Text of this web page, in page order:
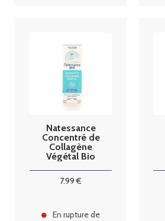
Natessance
Concentré de
Collagène
Végétal Bio
7.99 €
En rupture de